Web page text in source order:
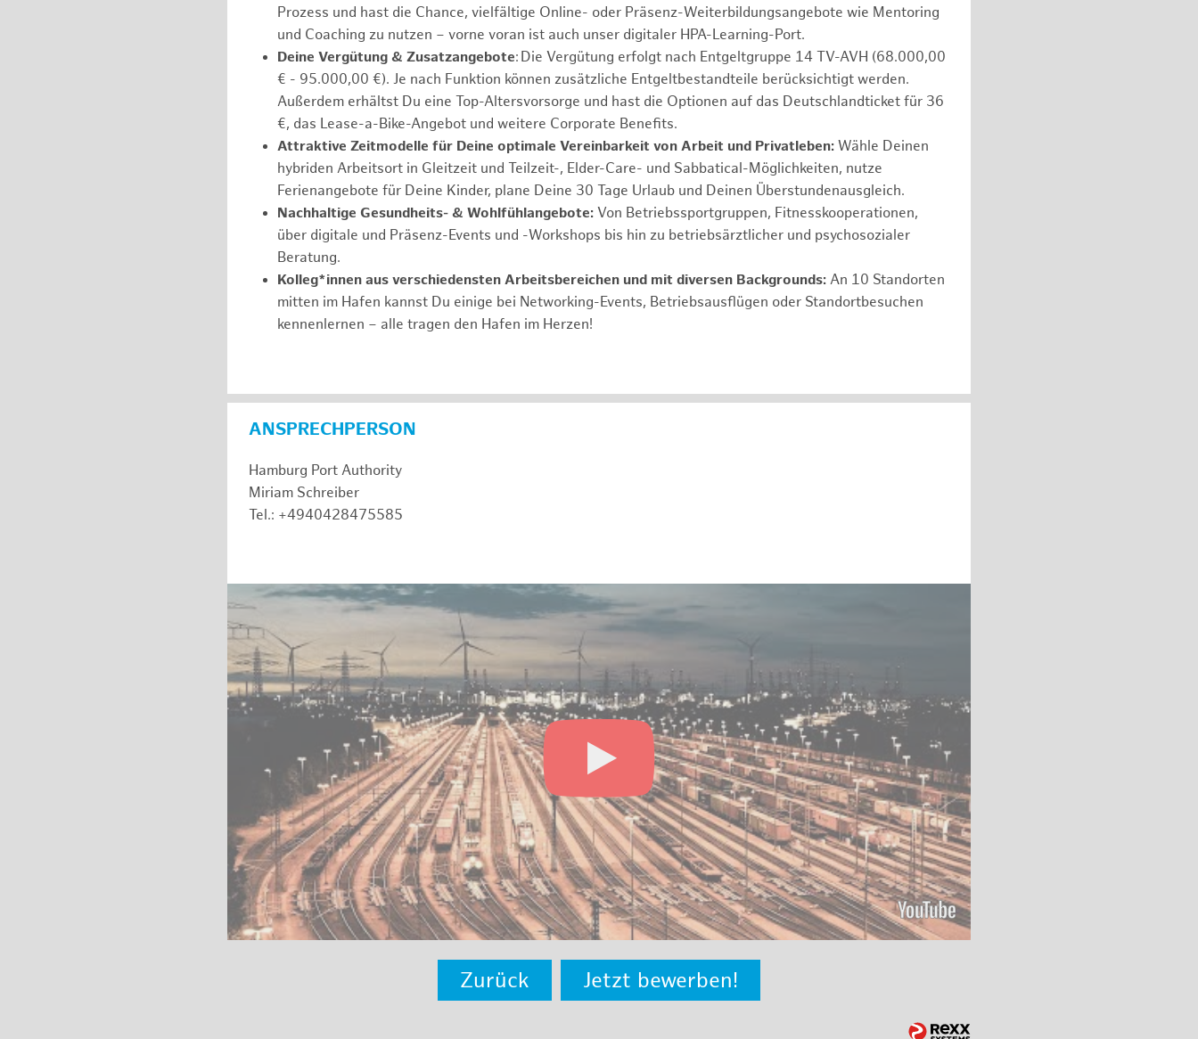
Prozess und hast die Chance, vielfältige Online- oder Präsenz-Weiterbildungsangebote wie Mentoring
und Coaching zu nutzen – vorne voran ist auch unser digitaler HPA-Learning-Port.
Deine Vergütung & Zusatzangebote: Die Vergütung erfolgt nach Entgeltgruppe 14 TV-AVH (68.000,00
€ - 95.000,00 €). Je nach Funktion können zusätzliche Entgeltbestandteile berücksichtigt werden.
Außerdem erhältst Du eine Top-Altersvorsorge und hast die Optionen auf das Deutschlandticket für 36
€, das Lease-a-Bike-Angebot und weitere Corporate Benefits.
Attraktive Zeitmodelle für Deine optimale Vereinbarkeit von Arbeit und Privatleben: Wähle Deinen
hybriden Arbeitsort in Gleitzeit und Teilzeit-, Elder-Care- und Sabbatical-Möglichkeiten, nutze
Ferienangebote für Deine Kinder, plane Deine 30 Tage Urlaub und Deinen Überstundenausgleich.
Nachhaltige Gesundheits- & Wohlfühlangebote: Von Betriebssportgruppen, Fitnesskooperationen,
über digitale und Präsenz-Events und -Workshops bis hin zu betriebsärztlicher und psychosozialer
Beratung.
Kolleg*innen aus verschiedensten Arbeitsbereichen und mit diversen Backgrounds: An 10 Standorten
mitten im Hafen kannst Du einige bei Networking-Events, Betriebsausflügen oder Standortbesuchen
kennenlernen – alle tragen den Hafen im Herzen!
ANSPRECHPERSON
Hamburg Port Authority
Miriam Schreiber
Tel.: +4940428475585
Zurück Jetzt bewerben!